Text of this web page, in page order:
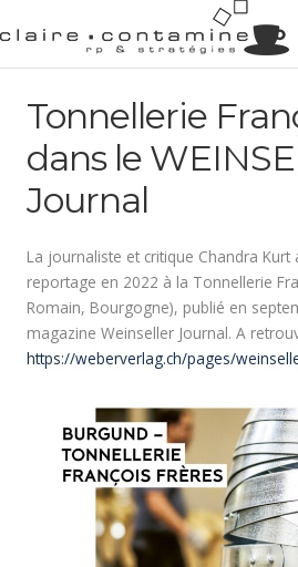
Tonnellerie
dans le
Journal
La journaliste et critique Chandra Kurt
reportage en 2022 à la Tonnellerie
Romain, Bourgogne), publié en
magazine Weinseller Journal. A
https://weberverlag.ch/pages/